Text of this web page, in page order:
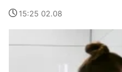
15:25 02.08